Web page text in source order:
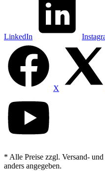
LinkedIn
X
* Alle Preise zzgl. Versand-
anders angegeben.